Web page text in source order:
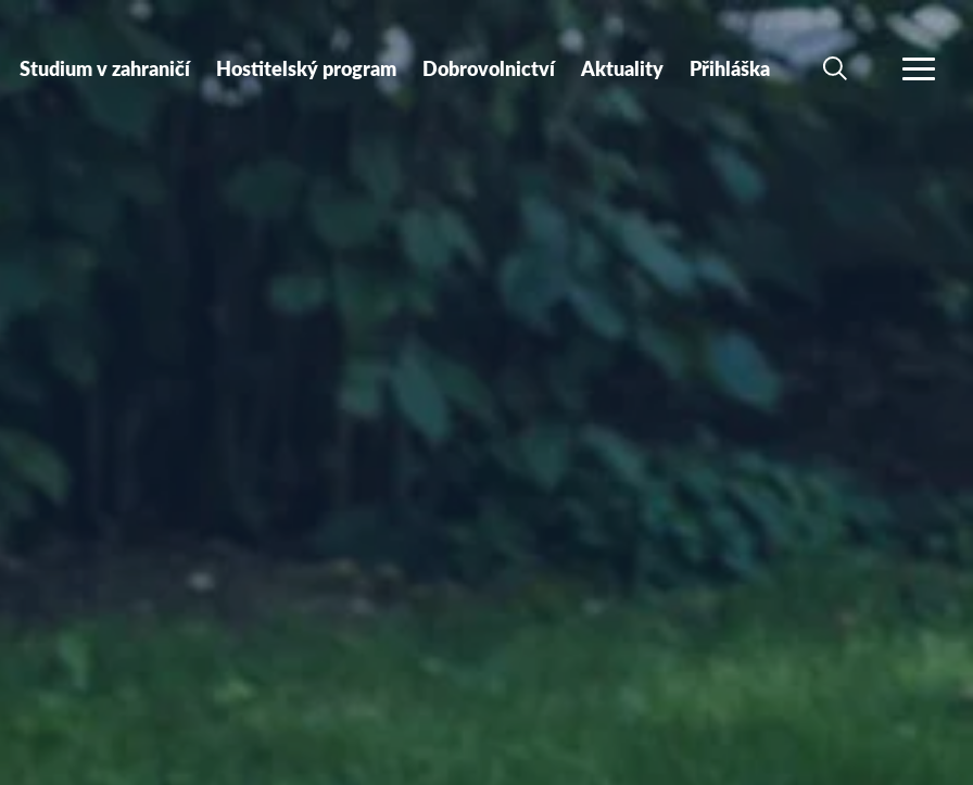
Studium v zahraničí Hostitelský program Dobrovolnictví Aktuality Přihláška
HLEDAT VÍCE